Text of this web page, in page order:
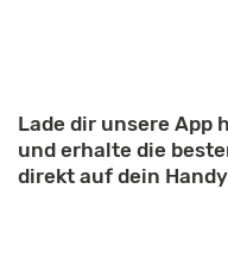
Lade dir unsere App
und erhalte die
direkt auf dein